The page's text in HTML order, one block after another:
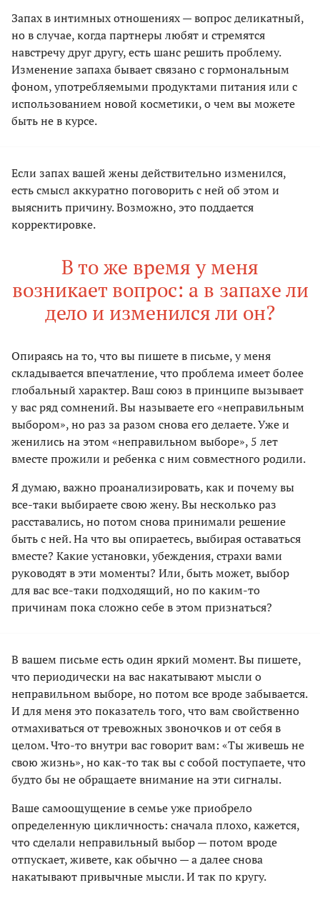
Запах в интимных отношениях — вопрос деликатный,
но в случае, когда партнеры любят и стремятся
навстречу друг другу, есть шанс решить проблему.
Изменение запаха бывает связано с гормональным
фоном, употребляемыми продуктами питания или с
использованием новой косметики, о чем вы можете
быть не в курсе.
Если запах вашей жены действительно изменился,
есть смысл аккуратно поговорить с ней об этом и
выяснить причину. Возможно, это поддается
корректировке.
В то же время у меня
возникает вопрос: а в запахе ли
дело и изменился ли он?
Опираясь на то, что вы пишете в письме, у меня
складывается впечатление, что проблема имеет более
глобальный характер. Ваш союз в принципе вызывает
у вас ряд сомнений. Вы называете его «неправильным
выбором», но раз за разом снова его делаете. Уже и
женились на этом «неправильном выборе», 5 лет
вместе прожили и ребенка с ним совместного родили.
Я думаю, важно проанализировать, как и почему вы
все-таки выбираете свою жену. Вы несколько раз
расставались, но потом снова принимали решение
быть с ней. На что вы опираетесь, выбирая оставаться
вместе? Какие установки, убеждения, страхи вами
руководят в эти моменты? Или, быть может, выбор
для вас все-таки подходящий, но по каким-то
причинам пока сложно себе в этом признаться?
В вашем письме есть один яркий момент. Вы пишете,
что периодически на вас накатывают мысли о
неправильном выборе, но потом все вроде забывается.
И для меня это показатель того, что вам свойственно
отмахиваться от тревожных звоночков и от себя в
целом. Что-то внутри вас говорит вам: «Ты живешь не
свою жизнь», но как-то так вы с собой поступаете, что
будто бы не обращаете внимание на эти сигналы.
Ваше самоощущение в семье уже приобрело
определенную цикличность: сначала плохо, кажется,
что сделали неправильный выбор — потом вроде
отпускает, живете, как обычно — а далее снова
накатывают привычные мысли. И так по кругу.